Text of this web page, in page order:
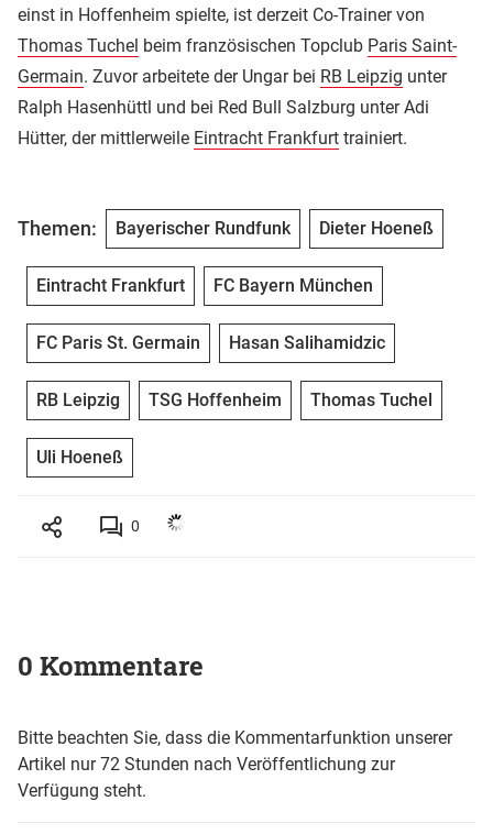
einst in Hoffenheim spielte, ist derzeit Co-Trainer von
Thomas Tuchel beim französischen Topclub Paris Saint-
Germain. Zuvor arbeitete der Ungar bei RB Leipzig unter
Ralph Hasenhüttl und bei Red Bull Salzburg unter Adi
Hütter, der mittlerweile Eintracht Frankfurt trainiert.
Themen: Bayerischer Rundfunk Dieter Hoeneß
Eintracht Frankfurt FC Bayern München
FC Paris St. Germain Hasan Salihamidzic
RB Leipzig TSG Hoffenheim Thomas Tuchel
Uli Hoeneß
0
0 Kommentare
Bitte beachten Sie, dass die Kommentarfunktion unserer
Artikel nur 72 Stunden nach Veröffentlichung zur
Verfügung steht.